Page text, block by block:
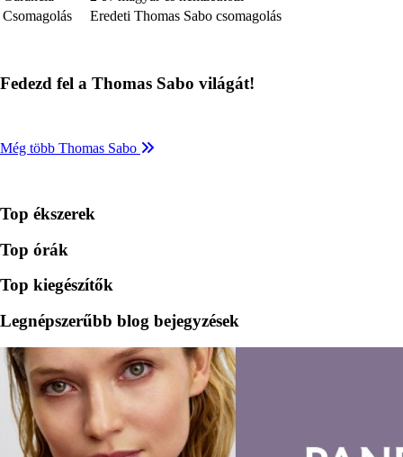
Csomagolás
Eredeti Thomas Sabo csomagolás
Fedezd fel a Thomas Sabo világát!
Még több Thomas Sabo
Top ékszerek
Top órák
Top kiegészítők
Legnépszerűbb blog bejegyzések